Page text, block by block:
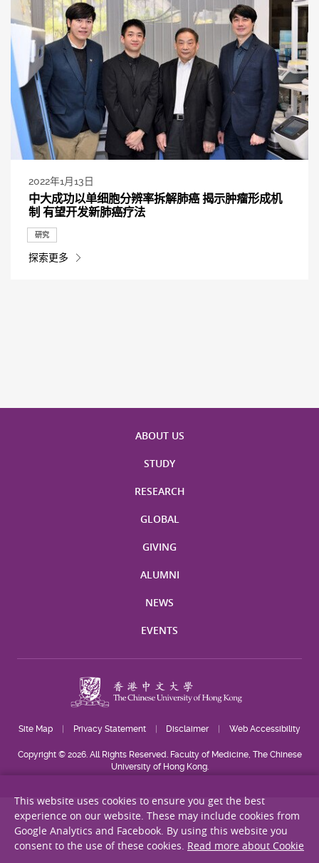
2022年1月13日
中大成功以单细胞分辨率拆解肺癌 揭示肿瘤形成机
制 有望开发新肺癌疗法
研究
探索更多
ABOUT US
STUDY
RESEARCH
GLOBAL
GIVING
ALUMNI
NEWS
EVENTS
Site Map Privacy Statement Disclaimer Web Accessibility
Copyright © 2026. All Rights Reserved. Faculty of Medicine, The Chinese
University of Hong Kong.
This website uses cookies to ensure you get the best
experience on our website. These may include cookies from
Google Analytics and Facebook. By using this website you
consent to the use of these cookies. Read more about Cookie